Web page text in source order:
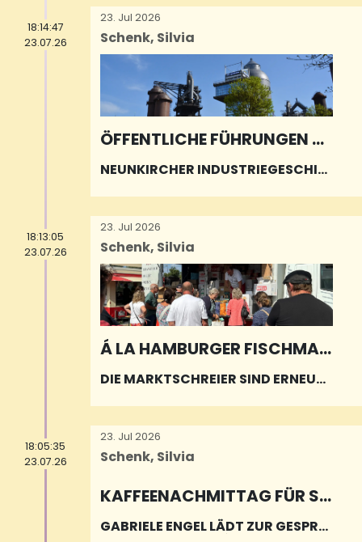
18:14:47
23.07.26
23. Jul 2026
Schenk, Silvia
ÖFFENTLICHE FÜHRUNGEN Ü
NEUNKIRCHER INDUSTRIEGESCHIC
18:13:05
23.07.26
23. Jul 2026
Schenk, Silvia
Á LA HAMBURGER FISCHMAR
DIE MARKTSCHREIER SIND ERNEUT I
18:05:35
23.07.26
23. Jul 2026
Schenk, Silvia
KAFFEENACHMITTAG FÜR SE
NIORINNEN UND SENIOREN
GABRIELE ENGEL LÄDT ZUR GESPRÄ